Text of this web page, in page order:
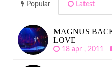
Popular Latest
MAGNUS
LOVE
18 apr , 2011